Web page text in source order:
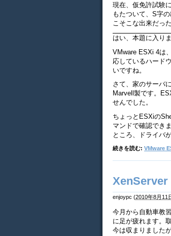
現在、仮免許試験
もたついて、S字
こそこな出来だっ
はい、本題に入りま
VMware ESXi 4は
応しているハード
いですね。
さて、家のサーバ
Marvell製です。
せんでした。
ちょっとESXiの
マンドで確認でき
ところ、ドライバ
続きを読む: VMware
XenServer
enjoypc (2010年8月11
今月から自動車教
に足が疲れます。
今は収まりました